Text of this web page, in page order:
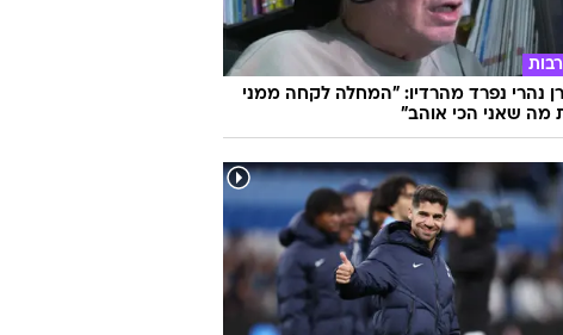
נהרי נפרד מהרדיו: "המחלה לקחה ממני
מה שאני הכי אוהב"